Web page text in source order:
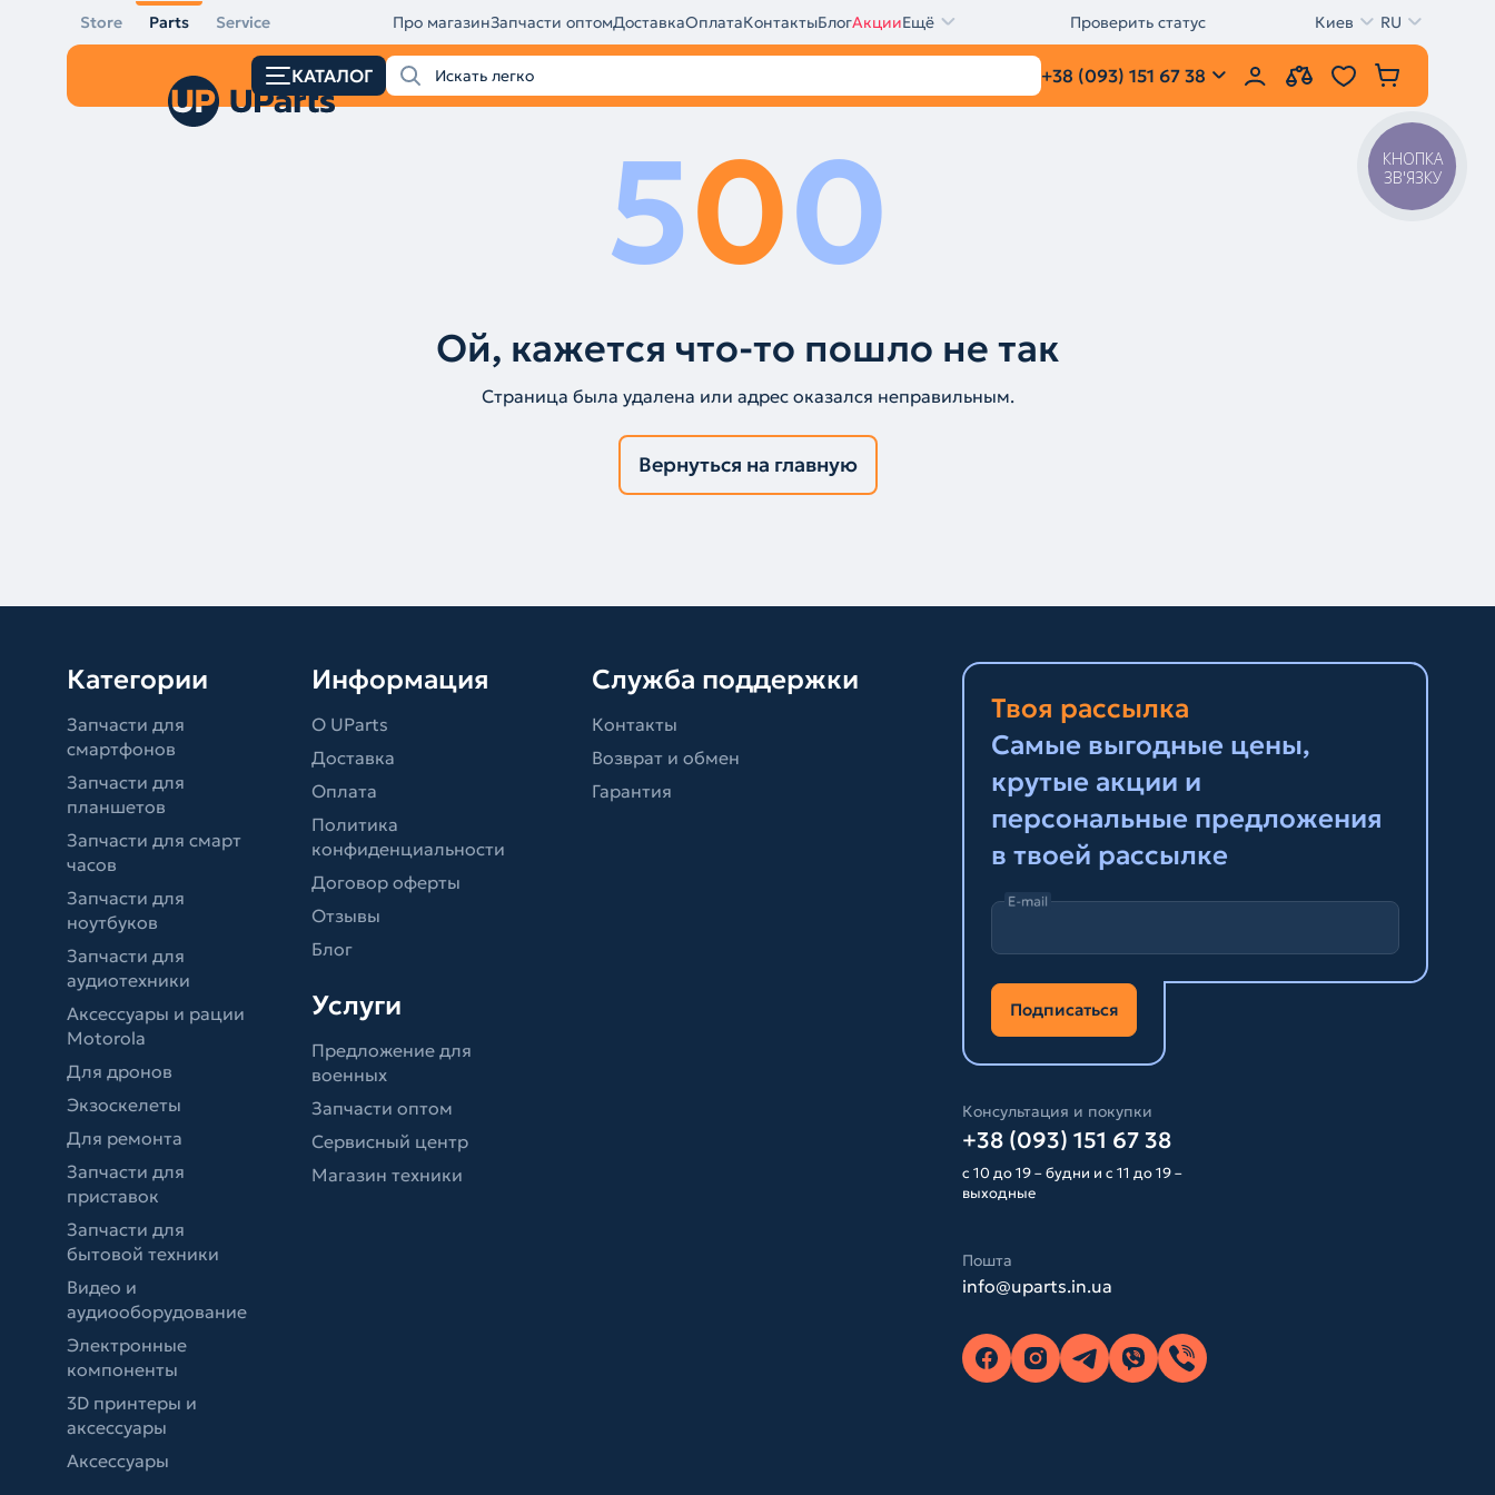
Store Parts Service Про магазинЗапчасти оптомДоставкаОплатаКонтактыБлогАкцииЕщё Проверить статус Киев RU
КАТАЛОГ +38 (093) 151 67 38
500
Ой, кажется что-то пошло не так
Страница была удалена или адрес оказался неправильным.
Вернуться на главную
Категории
Запчасти для
смартфонов
Запчасти для
планшетов
Запчасти для смарт
часов
Запчасти для
ноутбуков
Запчасти для
аудиотехники
Аксессуары и рации
Motorola
Для дронов
Экзоскелеты
Для ремонта
Запчасти для
приставок
Запчасти для
бытовой техники
Видео и
аудиооборудование
Электронные
компоненты
3D принтеры и
аксессуары
Аксессуары
Информация
О UParts
Доставка
Оплата
Политика
конфиденциальности
Договор оферты
Отзывы
Блог
Услуги
Предложение для
военных
Запчасти оптом
Сервисный центр
Магазин техники
Служба поддержки
Контакты
Возврат и обмен
Гарантия
Твоя рассылка
Самые выгодные цены,
крутые акции и
персональные предложения
в твоей рассылке
E-mail
Подписаться
Консультация и покупки
+38 (093) 151 67 38
с 10 до 19 – будни и с 11 до 19 –
выходные
Пошта
info@uparts.in.ua
КНОПКА
ЗВ'ЯЗКУ